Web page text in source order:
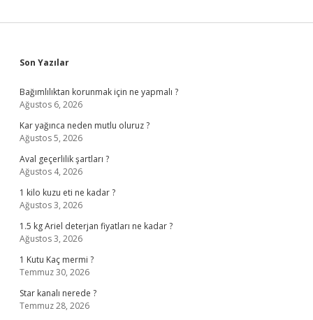
Sidebar
Son Yazılar
Bağımlılıktan korunmak için ne yapmalı ?
Ağustos 6, 2026
Kar yağınca neden mutlu oluruz ?
Ağustos 5, 2026
Aval geçerlilik şartları ?
Ağustos 4, 2026
1 kilo kuzu eti ne kadar ?
Ağustos 3, 2026
1.5 kg Ariel deterjan fiyatları ne kadar ?
Ağustos 3, 2026
1 Kutu Kaç mermi ?
Temmuz 30, 2026
Star kanalı nerede ?
Temmuz 28, 2026